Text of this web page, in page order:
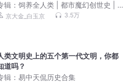
辑： 饲养全人类 | 都市魔幻创世史 | 多
有声剧
京大金_白玉京 3.5万
类文明史上的五个第一代文明，你都
道吗？
辑： 易中天侃历史合集